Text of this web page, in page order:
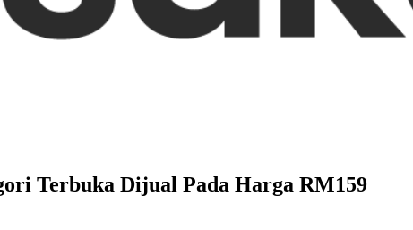
Terbuka Dijual Pada Harga RM159